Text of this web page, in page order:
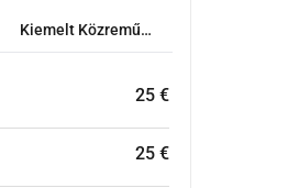
Kiemelt Közreműködők
25 €
25 €